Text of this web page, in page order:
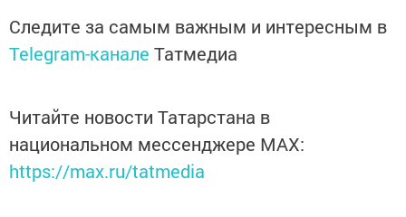
Следите за самым важным и интересным в
Telegram-канале Татмедиа
Читайте новости Татарстана в
национальном мессенджере MАХ:
https://max.ru/tatmedia